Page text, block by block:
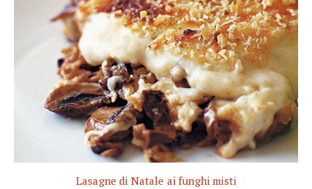
Lasagne di Natale ai funghi misti